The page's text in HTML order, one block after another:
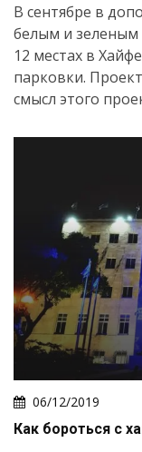
В сентябре в
белым и зеленым
12 местах в
парковки.
смысл этого
06/12/2019
Как бороться с